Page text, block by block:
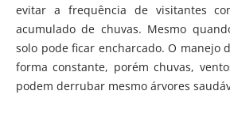
evitar a frequência de visitantes
acumulado de chuvas. Mesmo
solo pode ficar encharcado. O manejo
forma constante, porém chuvas,
podem derrubar mesmo árvores